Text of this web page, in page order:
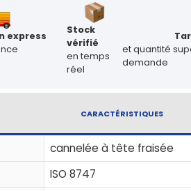
express
Stock
vérifié
en temps
réel
et quantité
demande
CARACTÉRISTIQUES
cannelée à tête fraisée
ISO 8747